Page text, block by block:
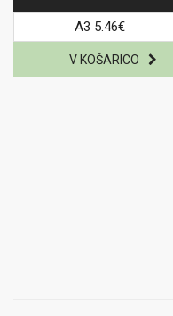
A3 5.46€